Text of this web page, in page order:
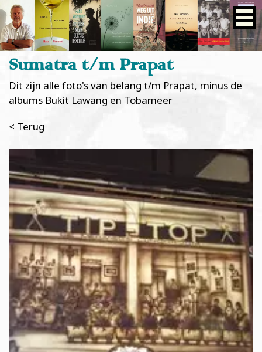
Sumatra t/m Prapat
Dit zijn alle foto's van belang t/m Prapat, minus de
albums Bukit Lawang en Tobameer
< Terug